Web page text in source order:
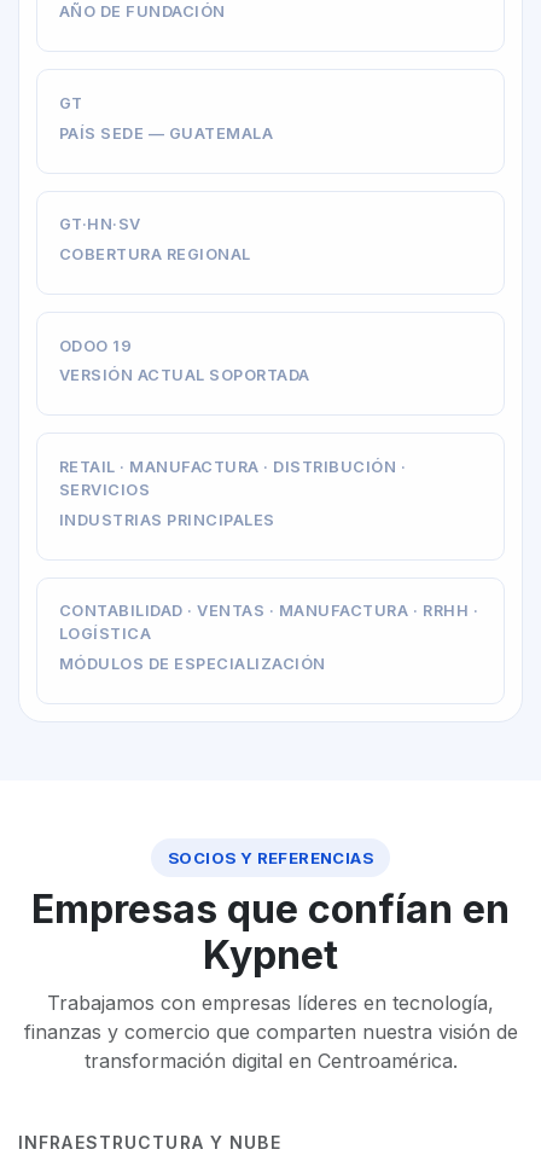
AÑO DE FUNDACIÓN
GT
PAÍS SEDE — GUATEMALA
GT·HN·SV
COBERTURA REGIONAL
ODOO 19
VERSIÓN ACTUAL SOPORTADA
RETAIL · MANUFACTURA · DISTRIBUCIÓN ·
SERVICIOS
INDUSTRIAS PRINCIPALES
CONTABILIDAD · VENTAS · MANUFACTURA · RRHH ·
LOGÍSTICA
MÓDULOS DE ESPECIALIZACIÓN
SOCIOS Y REFERENCIAS
Empresas que confían en
Kypnet
Trabajamos con empresas líderes en tecnología,
finanzas y comercio que comparten nuestra visión de
transformación digital en Centroamérica.
INFRAESTRUCTURA Y NUBE